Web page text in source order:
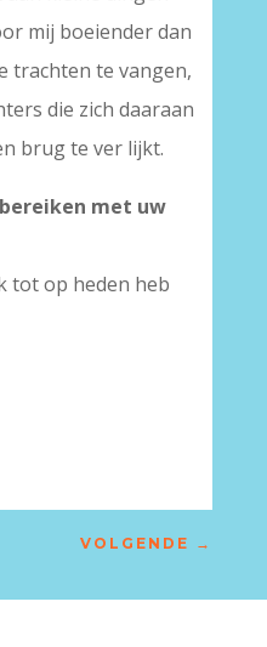
mij boeiender dan
trachten te vangen,
die zich daaraan
brug te ver lijkt.
met uw
tot op heden heb
VOLGENDE →